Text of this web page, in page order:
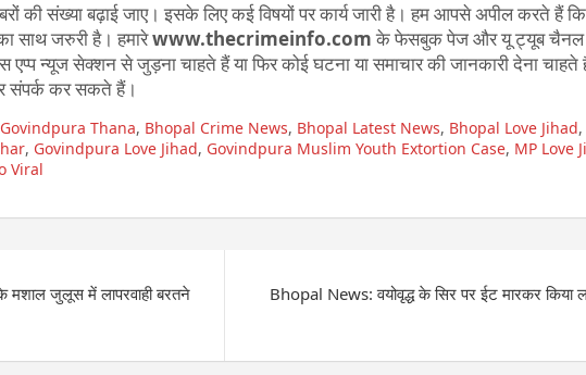
की संख्या बढ़ाई जाए। इसके लिए कई विषयों पर कार्य जारी है। हम आपसे अपील करते हैं कि
साथ जरुरी है। हमारेwww.thecrimeinfo.comके फेसबुक पेज और यू ट्यूब चैनल
न्यूज सेक्शन से जुड़ना चाहते हैं या फिर कोई घटना या समाचार की जानकारी देना चाहते
संपर्क कर सकते हैं।
Thana, Bhopal Crime News, Bhopal Latest News, Bhopal Love Jihad,
, Govindpura Love Jihad, Govindpura Muslim Youth Extortion Case, MP Love
Viral
जुलूस में लापरवाही बरतने
Bhopal News: वयोवृद्ध के सिर पर ईट मारकर किया